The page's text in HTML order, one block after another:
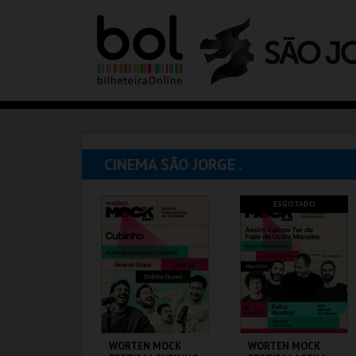
CINEMA SÃO JORGE .
WORTEN MOCK
ESGOTADO
WORTEN MOCK